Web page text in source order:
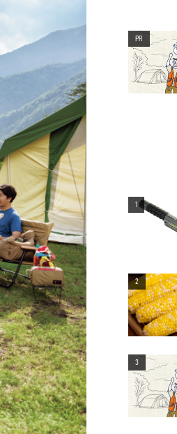
PR
1
2
3